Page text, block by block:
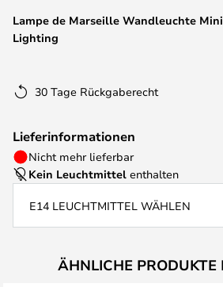
Lampe de Marseille Wandleuchte
Lighting
30 Tage Rückgaberecht
Lieferinformationen
Nicht mehr lieferbar
Kein Leuchtmittel enthalten
E14 LEUCHTMITTEL WÄHLEN
ÄHNLICHE PRODUKTE